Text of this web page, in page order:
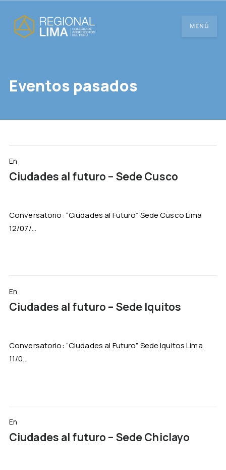
MENÚ
Eventos pasados
En
Ciudades al futuro – Sede Cusco
Conversatorio: “Ciudades al Futuro” Sede Cusco Lima
12/07/...
En
Ciudades al futuro – Sede Iquitos
Conversatorio: “Ciudades al Futuro” Sede Iquitos Lima
11/0...
En
Ciudades al futuro – Sede Chiclayo